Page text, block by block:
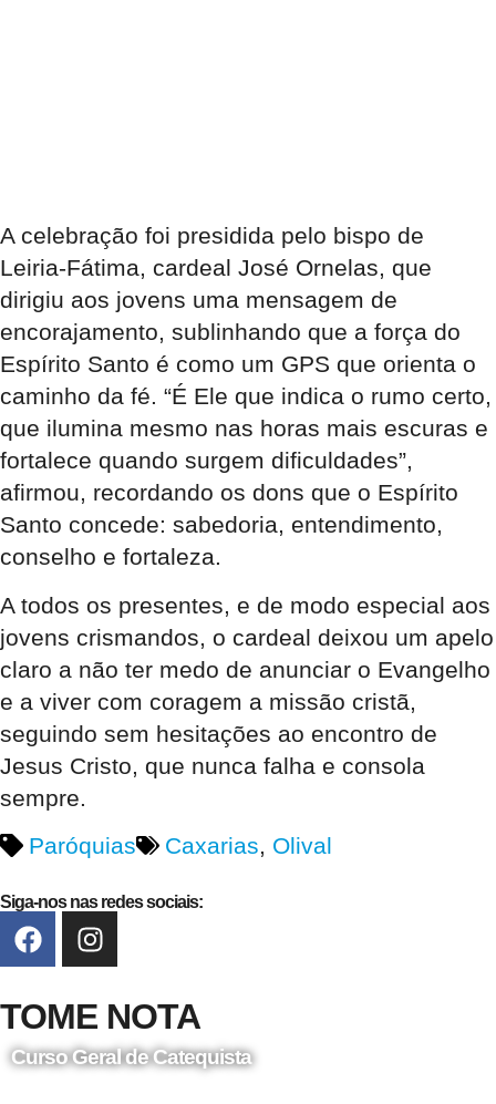
A celebração foi presidida pelo bispo de
Leiria-Fátima, cardeal José Ornelas, que
dirigiu aos jovens uma mensagem de
encorajamento, sublinhando que a força do
Espírito Santo é como um GPS que orienta o
caminho da fé. “É Ele que indica o rumo certo,
que ilumina mesmo nas horas mais escuras e
fortalece quando surgem dificuldades”,
afirmou, recordando os dons que o Espírito
Santo concede: sabedoria, entendimento,
conselho e fortaleza.
A todos os presentes, e de modo especial aos
jovens crismandos, o cardeal deixou um apelo
claro a não ter medo de anunciar o Evangelho
e a viver com coragem a missão cristã,
seguindo sem hesitações ao encontro de
Jesus Cristo, que nunca falha e consola
sempre.
Paróquias
Caxarias, Olival
Siga-nos nas redes sociais:
TOME NOTA
Curso Geral de Catequista